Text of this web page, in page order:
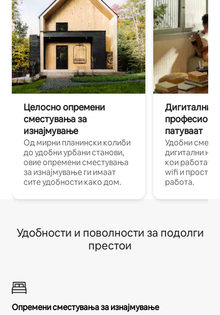
Целосно опремени
сместувања за
изнајмување
Од мирни планински колиби
до удобни урбани станови,
овие опремени сместувања
за изнајмување ги имаат
сите удобности како дом.
Дигитални
патуваат
Удобни
дигитални
кои работат
wifi и
работа.
Удобности и поволности за подолги
престои
Опремени сместувања за изнајмување